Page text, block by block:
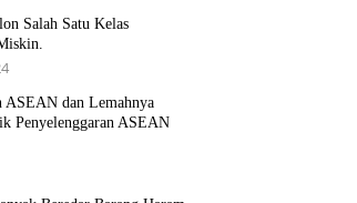
Salah Satu Kelas
ASEAN dan Lemahnya
Penyelenggaran ASEAN